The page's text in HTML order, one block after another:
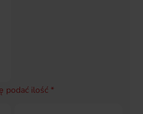
podać ilość *